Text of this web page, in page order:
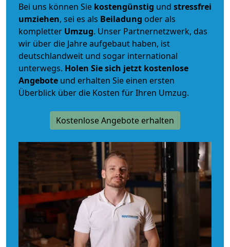
Bei uns können Sie kostengünstig und stressfrei
umziehen, sei es als Beiladung oder als
kompletter Umzug. Unser Partnernetzwerk, das
wir über die Jahre aufgebaut haben, ist
deutschlandweit und sogar international
unterwegs. Holen Sie sich jetzt kostenlose
Angebote und erhalten Sie einen ersten
Überblick über die Kosten für Ihren Umzug.
Kostenlose Angebote erhalten